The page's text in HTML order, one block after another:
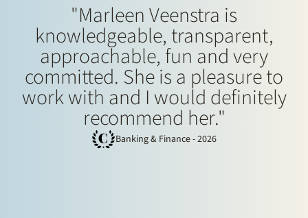
"Marleen Veenstra is
knowledgeable, transparent,
approachable, fun and very
committed. She is a pleasure to
work with and I would definitely
recommend her."
Banking & Finance - 2026